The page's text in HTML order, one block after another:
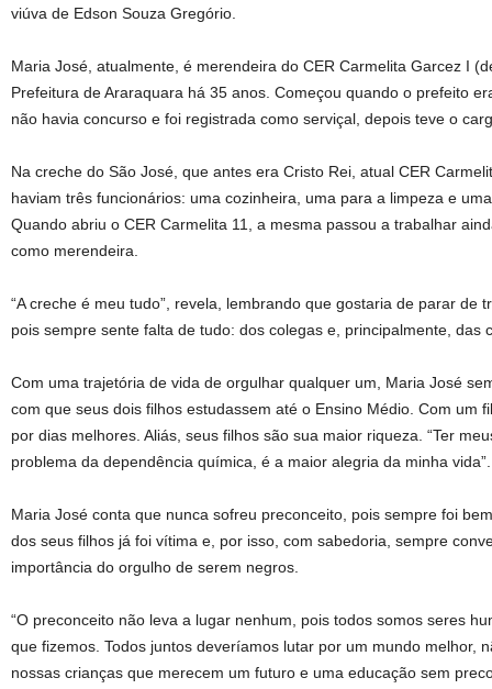
viúva de Edson Souza Gregório.
Maria José, atualmente, é merendeira do CER Carmelita Garcez I
Prefeitura de Araraquara há 35 anos. Começou quando o prefeito
não havia concurso e foi registrada como serviçal, depois teve o
Na creche do São José, que antes era Cristo Rei, atual CER
haviam três funcionários: uma cozinheira, uma para a limpeza e
Quando abriu o CER Carmelita 11, a mesma passou a trabalhar
como merendeira.
“A creche é meu tudo”, revela, lembrando que gostaria de parar de
pois sempre sente falta de tudo: dos colegas e, principalmente, das
Com uma trajetória de vida de orgulhar qualquer um, Maria José
com que seus dois filhos estudassem até o Ensino Médio. Com um
por dias melhores. Aliás, seus filhos são sua maior riqueza. “Ter
problema da dependência química, é a maior alegria da minha vida”.
Maria José conta que nunca sofreu preconceito, pois sempre foi
dos seus filhos já foi vítima e, por isso, com sabedoria, sempre
importância do orgulho de serem negros.
“O preconceito não leva a lugar nenhum, pois todos somos seres
que fizemos. Todos juntos deveríamos lutar por um mundo melhor,
nossas crianças que merecem um futuro e uma educação sem